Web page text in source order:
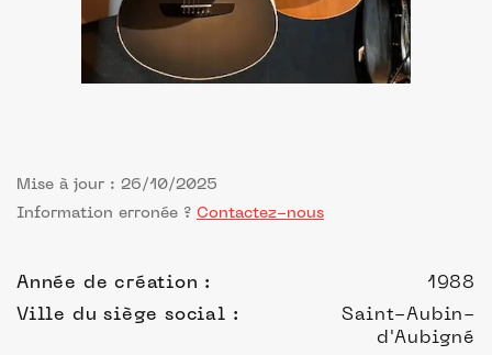
Mise à jour : 26/10/2025
Information erronée ? Contactez-nous
Année de création :
1988
Ville du siège social :
Saint-Aubin-
d'Aubigné